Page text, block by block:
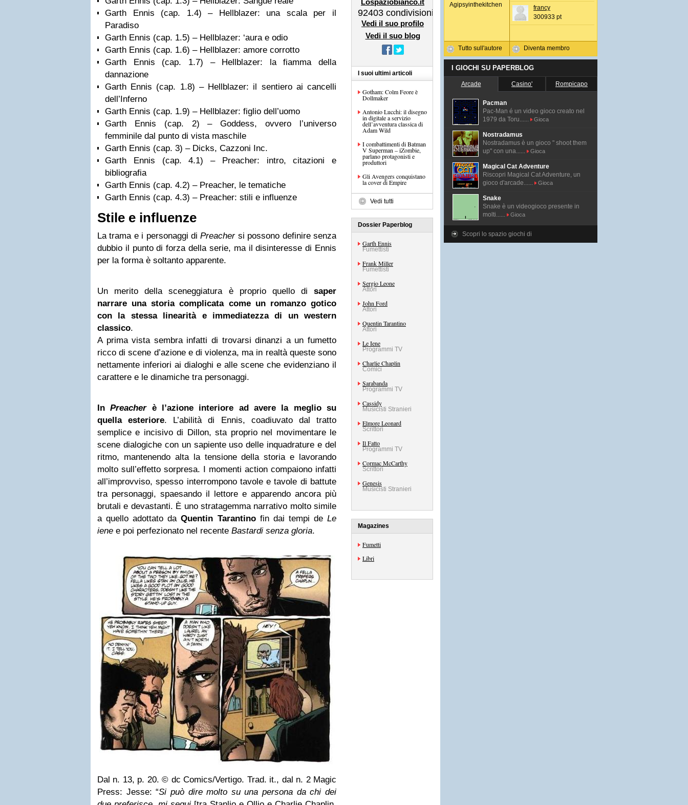
Garth Ennis (cap. 1.4) – Hellblazer: una scala per il
Paradiso
Garth Ennis (cap. 1.5) – Hellblazer: ‘aura e odio
Garth Ennis (cap. 1.6) – Hellblazer: amore corrotto
Garth Ennis (cap. 1.7) – Hellblazer: la fiamma della
dannazione
Garth Ennis (cap. 1.8) – Hellblazer: il sentiero ai cancelli
dell’Inferno
Garth Ennis (cap. 1.9) – Hellblazer: figlio dell’uomo
Garth Ennis (cap. 2) – Goddess, ovvero l’universo
femminile dal punto di vista maschile
Garth Ennis (cap. 3) – Dicks, Cazzoni Inc.
Garth Ennis (cap. 4.1) – Preacher: intro, citazioni e
bibliografia
Garth Ennis (cap. 4.2) – Preacher, le tematiche
Garth Ennis (cap. 4.3) – Preacher: stili e influenze
Stile e influenze
La trama e i personaggi diPreachersi possono definire senza
dubbio il punto di forza della serie, ma il disinteresse di Ennis
per la forma è soltanto apparente.
Un merito della sceneggiatura è proprio quello di saper
narrare una storia complicata come un romanzo gotico
con la stessa linearità e immediatezza di un western
classico.
A prima vista sembra infatti di trovarsi dinanzi a un fumetto
ricco di scene d’azione e di violenza, ma in realtà queste sono
nettamente inferiori ai dialoghi e alle scene che evidenziano il
carattere e le dinamiche tra personaggi.
InPreacherè l’azione interiore ad avere la meglio su
quella esteriore. L’abilità di Ennis, coadiuvato dal tratto
semplice e incisivo di Dillon, sta proprio nel movimentare le
scene dialogiche con un sapiente uso delle inquadrature e del
ritmo, mantenendo alta la tensione della storia e lavorando
molto sull’effetto sorpresa. I momenti action compaiono infatti
all’improvviso, spesso interrompono tavole e tavole di battute
tra personaggi, spaesando il lettore e apparendo ancora più
brutali e devastanti. È uno stratagemma narrativo molto simile
a quello adottato daQuentin Tarantinofin dai tempi deLe
iene e poi perfezionato nel recente Bastardi senza gloria.
Dal n. 13, p. 20. © dc Comics/Vertigo. Trad. it., dal n. 2 Magic
Press: Jesse: “Si può dire molto su una persona da chi dei
Lospaziobianco.it
92403 condivisioni
Vedi il suo profilo
Vedi il suo blog
I suoi ultimi articoli
Gotham: Colm Feore è
Dollmaker
Antonio Lucchi: il disegno
in digitale a servizio
dell’avventura classica di
Adam Wild
I combattimenti di Batman
V Superman – iZombie,
parlano protagonisti e
produttori
Gli Avengers conquistano
la cover di Empire
Vedi tutti
Dossier Paperblog
Garth Ennis
Fumettisti
Frank Miller
Fumettisti
Sergio Leone
Attori
John Ford
Attori
Quentin Tarantino
Attori
Le Iene
Programmi TV
Charlie Chaplin
Comici
Sarabanda
Programmi TV
Cassidy
Musicisti Stranieri
Elmore Leonard
Scrittori
Il Fatto
Programmi TV
Cormac McCarthy
Scrittori
Genesis
Musicisti Stranieri
Magazines
Fumetti
Libri
Agipsyinthekitchen
Tutto sull'autore
francy
300933 pt
Diventa membro
I GIOCHI SU PAPERBLOG
Arcade Casino' Rompicapo
Pacman
Pac-Man é un video gioco creato nel
1979 da Toru......
Gioca
Nostradamus
Nostradamus è un gioco " shoot them
up" con una......
Gioca
Magical Cat Adventure
Riscopri Magical Cat Adventure, un
gioco d'arcade......
Gioca
Snake
Snake è un videogioco presente in
molti......
Gioca
Scopri lo spazio giochi di